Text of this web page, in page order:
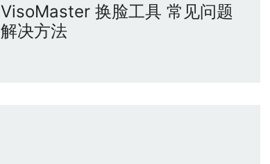
VisoMaster 换脸工具 常见问题
解决方法